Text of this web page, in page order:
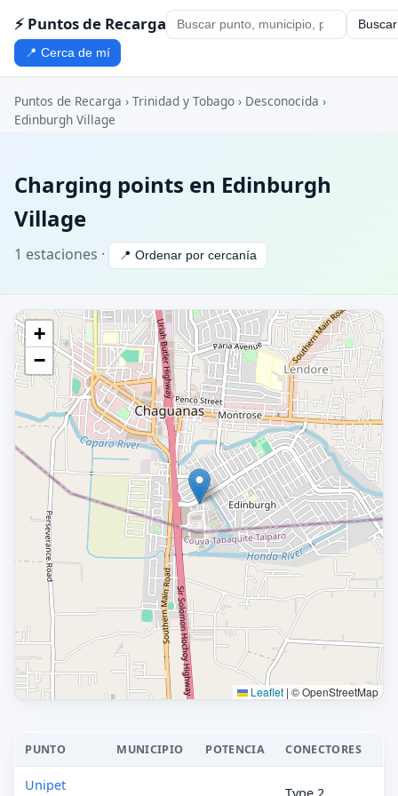
⚡ Puntos de Recarga Buscar
📍 Cerca de mí
Puntos de Recarga › Trinidad y Tobago › Desconocida ›
Edinburgh Village
Charging points en Edinburgh
Village
1 estaciones · 📍 Ordenar por cercanía
+
−
Leaflet | © OpenStreetMap
PUNTO MUNICIPIO POTENCIA CONECTORES
Unipet